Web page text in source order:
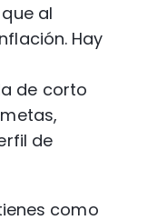
al
Hay
de corto
de
como